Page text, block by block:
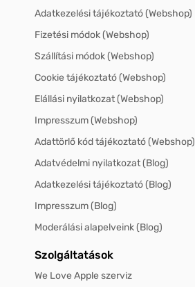
Adatkezelési tájékoztató (Webshop)
Fizetési módok (Webshop)
Szállítási módok (Webshop)
Cookie tájékoztató (Webshop)
Elállási nyilatkozat (Webshop)
Impresszum (Webshop)
Adattörlő kód tájékoztató (Webshop)
Adatvédelmi nyilatkozat (Blog)
Adatkezelési tájékoztató (Blog)
Impresszum (Blog)
Moderálási alapelveink (Blog)
Szolgáltatások
We Love Apple szerviz